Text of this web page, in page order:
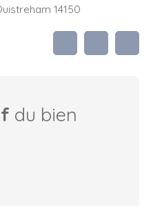
14150
du bien